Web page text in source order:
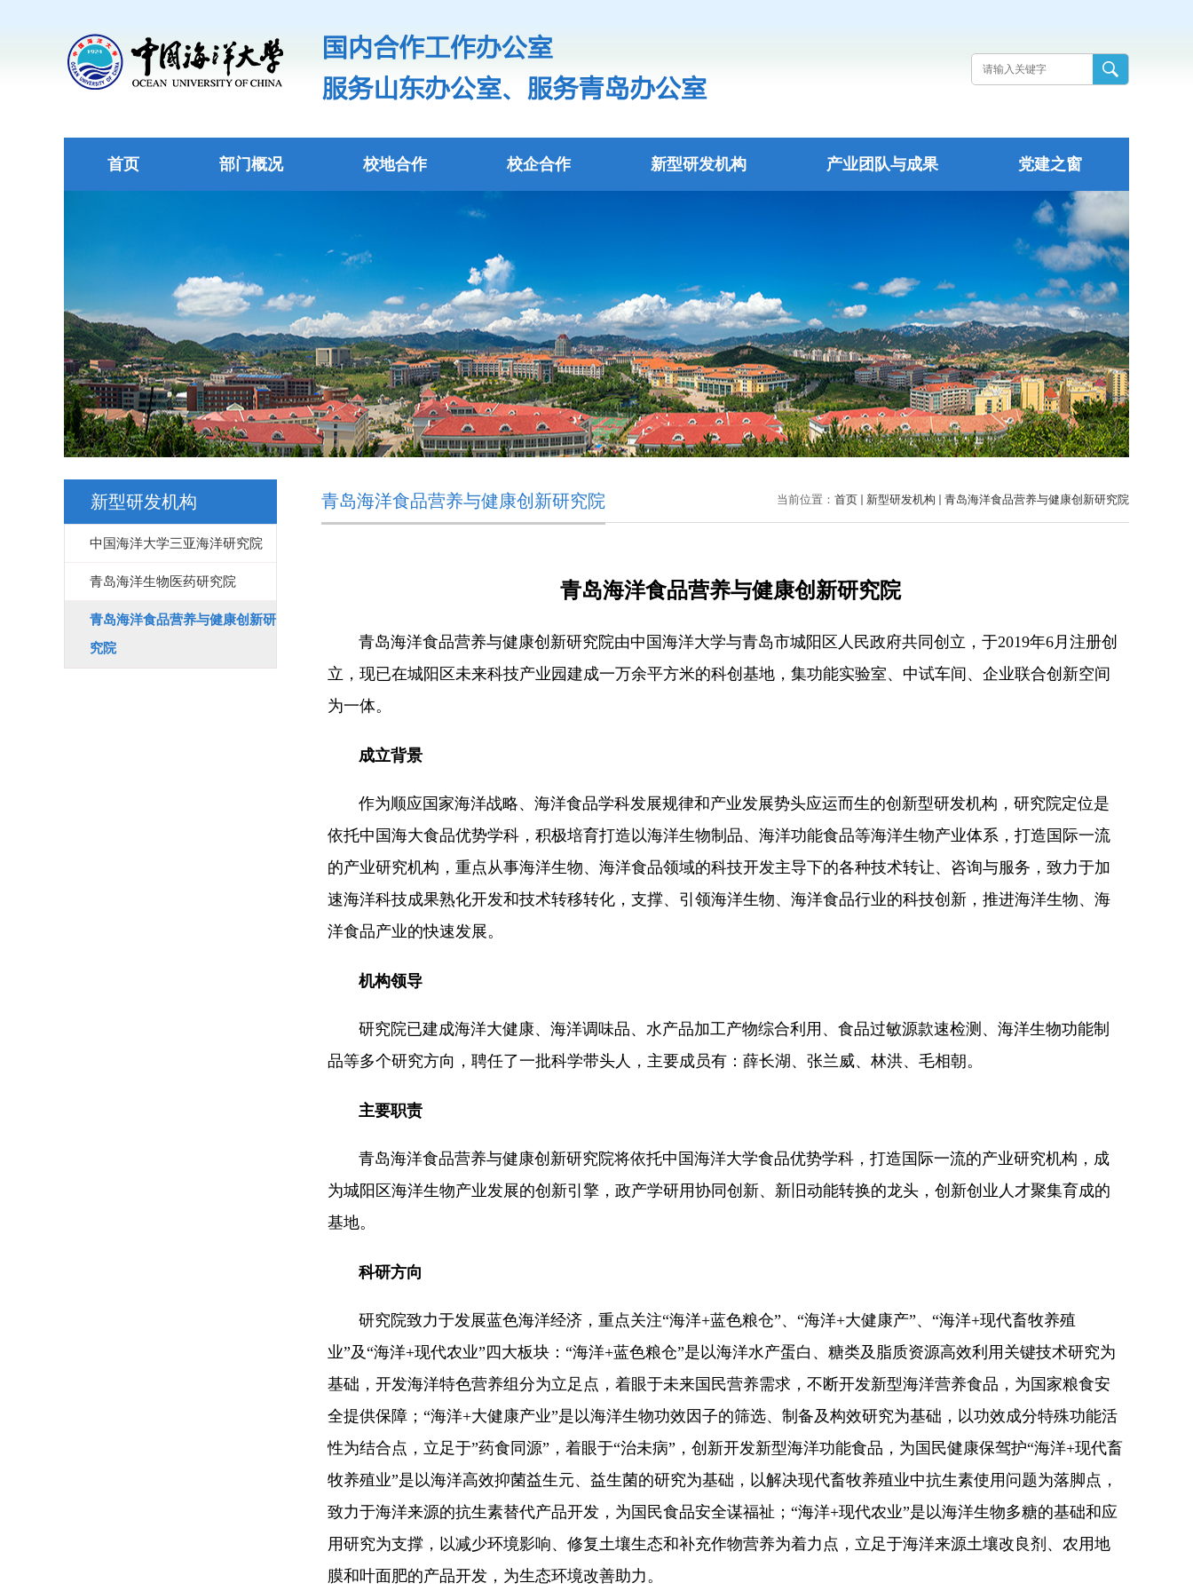
首页 部门概况 校地合作 校企合作 新型研发机构 产业团队与成果 党建之窗
新型研发机构
中国海洋大学三亚海洋研究院
青岛海洋生物医药研究院
青岛海洋食品营养与健康创新研
究院
当前位置： 首页 新型研发机构 青岛海洋食品营养与健康创新研究院
青岛海洋食品营养与健康创新研究院
青岛海洋食品营养与健康创新研究院
青岛海洋食品营养与健康创新研究院由中国海洋大学与青岛市城阳区人民政府共同创立，于2019年6月注册创
立，现已在城阳区未来科技产业园建成一万余平方米的科创基地，集功能实验室、中试车间、企业联合创新空间
为一体。
成立背景
作为顺应国家海洋战略、海洋食品学科发展规律和产业发展势头应运而生的创新型研发机构，研究院定位是
依托中国海大食品优势学科，积极培育打造以海洋生物制品、海洋功能食品等海洋生物产业体系，打造国际一流
的产业研究机构，重点从事海洋生物、海洋食品领域的科技开发主导下的各种技术转让、咨询与服务，致力于加
速海洋科技成果熟化开发和技术转移转化，支撑、引领海洋生物、海洋食品行业的科技创新，推进海洋生物、海
洋食品产业的快速发展。
机构领导
研究院已建成海洋大健康、海洋调味品、水产品加工产物综合利用、食品过敏源款速检测、海洋生物功能制
品等多个研究方向，聘任了一批科学带头人，主要成员有：薛长湖、张兰威、林洪、毛相朝。
主要职责
青岛海洋食品营养与健康创新研究院将依托中国海洋大学食品优势学科，打造国际一流的产业研究机构，成
为城阳区海洋生物产业发展的创新引擎，政产学研用协同创新、新旧动能转换的龙头，创新创业人才聚集育成的
基地。
科研方向
研究院致力于发展蓝色海洋经济，重点关注“海洋+蓝色粮仓”、 “海洋+大健康产”、“海洋+现代畜牧养殖
业”及“海洋+现代农业” 四大板块： “海洋+蓝色粮仓”是以海洋水产蛋白、糖类及脂质资源高效利用关键技术研究为
基础，开发海洋特色营养组分为立足点，着眼于未来国民营养需求，不断开发新型海洋营养食品，为国家粮食安
全提供保障； “海洋+大健康产业”是以海洋生物功效因子的筛选、制备及构效研究为基础，以功效成分特殊功能活
性为结合点，立足于”药食同源”， 着眼于“治未病” ，创新开发新型海洋功能食品，为国民健康保驾护“海洋+现代畜
牧养殖业”是以海洋高效抑菌益生元、益生菌的研究为基础，以解决现代畜牧养殖业中抗生素使用问题为落脚点，
致力于海洋来源的抗生素替代产品开发，为国民食品安全谋福祉； “海洋+现代农业”是以海洋生物多糖的基础和应
用研究为支撑，以减少环境影响、修复土壤生态和补充作物营养为着力点，立足于海洋来源土壤改良剂、农用地
膜和叶面肥的产品开发，为生态环境改善助力。